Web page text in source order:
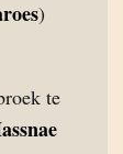
)
te